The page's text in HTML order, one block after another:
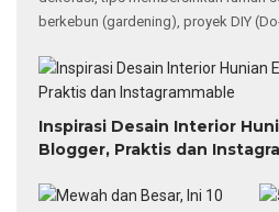
berkebun (gardening), proyek DIY
Inspirasi Desain Interior
Blogger, Praktis dan